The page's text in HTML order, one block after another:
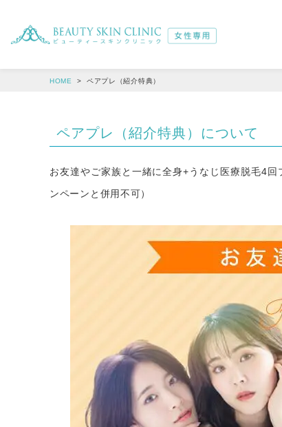
選べるジェントルマックスプロ全身脱毛
メディオスター・ソプラノ選べるプラン
オールマシンセレクトプラン
肌育注射 詳し
ボトックス注射 詳し
ヒアルロン酸注射
HOME ペアプレ（紹介特典）
ペアプレ（紹介特典）について
お友達やご家族と一緒に全身+うなじ医療脱毛4回
ンペーンと併用不可）